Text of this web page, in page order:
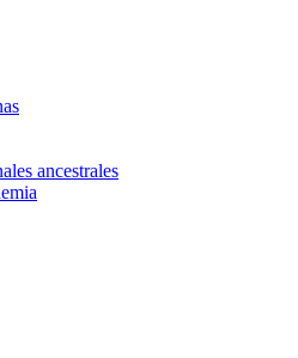
ancestrales